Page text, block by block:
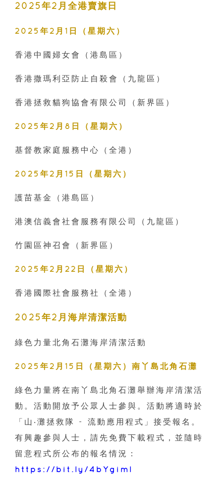
2025年2月全港賣旗日
2025年2月1日（星期六）
香港中國婦女會（港島區）
香港撒瑪利亞防止自殺會（九龍區）
香港拯救貓狗協會有限公司（新界區）‍
2025年2月8日（星期六）
基督教家庭服務中心（全港）
2025年2月15日（星期六）
護苗基金（港島區）
港澳信義會社會服務有限公司（九龍區）
竹園區神召會（新界區）
2025年2月22日（星期六）
香港國際社會服務社（全港）
2025年2月海岸清潔活動
綠色力量北角石灘海岸清潔活動
2025年2月15日（星期六） 南丫島北角石灘
綠色力量將在南丫島北角石灘舉辦海岸清潔活
動。活動開放予公眾人士參與。活動將適時於
「山‧灘拯救隊 - 流動應用程式」接受報名。
有興趣參與人士，請先免費下載程式，並隨時
留意程式所公布的報名情況：
https://bit.ly/4bYgiml